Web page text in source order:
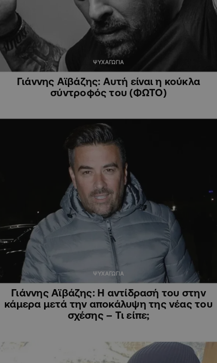
ΨΥΧΑΓΩΓΙΑ
Γιάννης Αϊβάζης: Αυτή είναι η κούκλα
σύντροφός του (ΦΩΤΟ)
ΨΥΧΑΓΩΓΙΑ
Γιάννης Αϊβάζης: Η αντίδρασή του στην
κάμερα μετά την αποκάλυψη της νέας του
σχέσης – Τι είπε;